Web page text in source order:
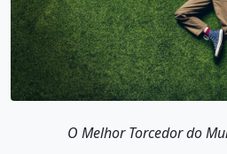
O Melhor Torcedor do